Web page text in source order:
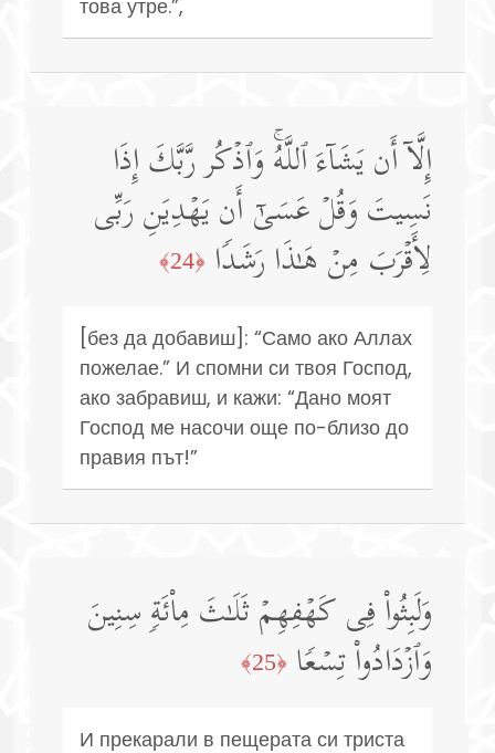
това утре.”,
إِلَّاۤ أَن یَشَاۤءَ ٱللَّهُۚ وَٱذۡكُر رَّبَّكَ إِذَا
نَسِیتَ وَقُلۡ عَسَىٰۤ أَن یَهۡدِیَنِ رَبِّی
لِأَقۡرَبَ مِنۡ هَـٰذَا رَشَدࣰا ﴿24﴾
[без да добавиш]: “Само ако Аллах
пожелае.” И спомни си твоя Господ,
ако забравиш, и кажи: “Дано моят
Господ ме насочи още по-близо до
правия път!”
وَلَبِثُوا۟ فِی كَهۡفِهِمۡ ثَلَـٰثَ مِا۟ئَةࣲ سِنِینَ
وَٱزۡدَادُوا۟ تِسۡعࣰا ﴿25﴾
И прекарали в пещерата си триста